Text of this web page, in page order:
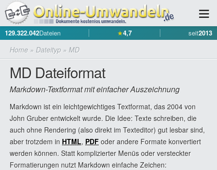
129.322.042Dateien ★4,7 seit2013
Home » Dateityp » MD
MD Dateiformat
Markdown-Textformat mit einfacher Auszeichnung
Markdown ist ein leichtgewichtiges Textformat, das 2004 von
John Gruber entwickelt wurde. Die Idee: Texte schreiben, die
auch ohne Rendering (also direkt im Texteditor) gut lesbar sind,
aber trotzdem in HTML, PDF oder andere Formate konvertiert
werden können. Statt komplizierter Menüs oder versteckter
Formatierungen nutzt Markdown einfache Zeichen: